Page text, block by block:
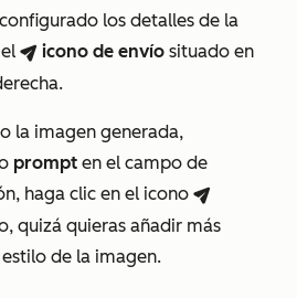
los detalles de la
breezeSendIcon icono de envío situado en
la imagen generada,
prompt en el campo de
haga clic en el icono breezeSendIcon
quizá quieras añadir más
de la imagen.